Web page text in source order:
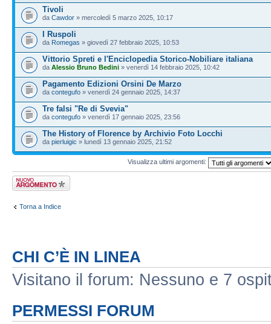
Tivoli
da Cawdor » mercoledì 5 marzo 2025, 10:17
I Ruspoli
da Romegas » giovedì 27 febbraio 2025, 10:53
Vittorio Spreti e l'Enciclopedia Storico-Nobiliare italiana
da Alessio Bruno Bedini » venerdì 14 febbraio 2025, 10:42
Pagamento Edizioni Orsini De Marzo
da contegufo » venerdì 24 gennaio 2025, 14:37
Tre falsi "Re di Svevia"
da contegufo » venerdì 17 gennaio 2025, 23:56
The History of Florence by Archivio Foto Locchi
da pierluigic » lunedì 13 gennaio 2025, 21:52
Visualizza ultimi argomenti:
Scrivi un nuovo
argomento
Torna a Indice
CHI C’È IN LINEA
Visitano il forum: Nessuno e 7
PERMESSI FORUM